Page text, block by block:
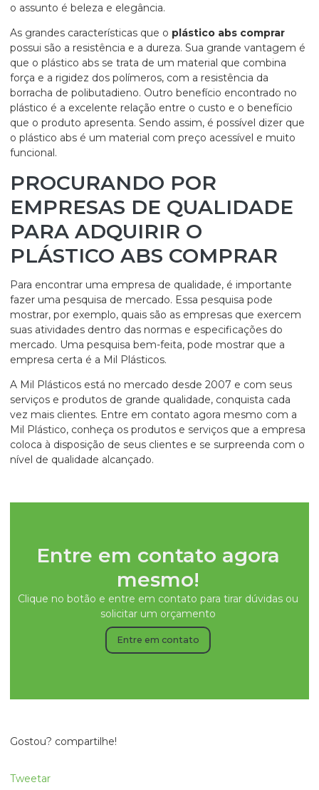
o assunto é beleza e elegância.
As grandes características que o plástico abs comprar
possui são a resistência e a dureza. Sua grande vantagem é
que o plástico abs se trata de um material que combina
força e a rigidez dos polímeros, com a resistência da
borracha de polibutadieno. Outro benefício encontrado no
plástico é a excelente relação entre o custo e o benefício
que o produto apresenta. Sendo assim, é possível dizer que
o plástico abs é um material com preço acessível e muito
funcional.
PROCURANDO POR
EMPRESAS DE QUALIDADE
PARA ADQUIRIR O
PLÁSTICO ABS COMPRAR
Para encontrar uma empresa de qualidade, é importante
fazer uma pesquisa de mercado. Essa pesquisa pode
mostrar, por exemplo, quais são as empresas que exercem
suas atividades dentro das normas e especificações do
mercado. Uma pesquisa bem-feita, pode mostrar que a
empresa certa é a Mil Plásticos.
A Mil Plásticos está no mercado desde 2007 e com seus
serviços e produtos de grande qualidade, conquista cada
vez mais clientes. Entre em contato agora mesmo com a
Mil Plástico, conheça os produtos e serviços que a empresa
coloca à disposição de seus clientes e se surpreenda com o
nível de qualidade alcançado.
Entre em contato agora
mesmo!
Clique no botão e entre em contato para tirar dúvidas ou
solicitar um orçamento
Entre em contato
Gostou? compartilhe!
Tweetar